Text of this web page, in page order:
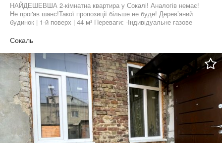
НАЙДЕШЕВША 2-кімнатна квартира у Сокалі! Аналогів немає!
Не проґав шанс!Такої пропозиції більше не буде! Дерев’яний
будинок | 1-й поверх | 44 м² Переваги: -Індивідуальне газове
-Прибудинкова будівля
Сокаль